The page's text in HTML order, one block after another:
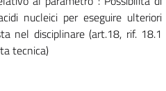
nucleici per eseguire ulteriori
nel disciplinare (art.18, rif. 18.1
tecnica)